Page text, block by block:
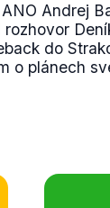
Andrej
do
o plánech